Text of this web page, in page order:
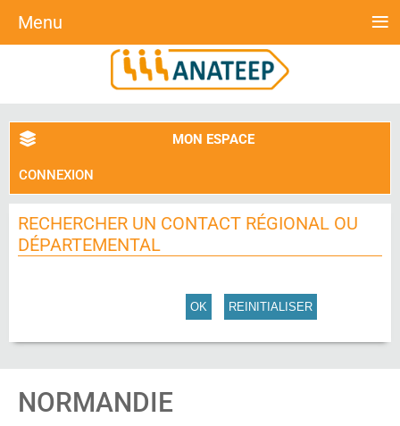
MON ESPACE
CONNEXION
RECHERCHER UN CONTACT RÉGIONAL OU
DÉPARTEMENTAL
OK REINITIALISER
NORMANDIE
Menu ≡